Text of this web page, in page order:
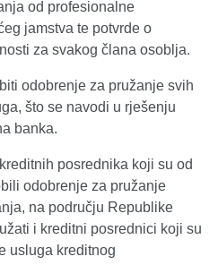
od profesionalne
jamstva te potvrde o
za svakog člana osoblja.
odobrenje za pružanje svih
što se navodi u rješenju
banka.
posrednika koji su od
odobrenje za pružanje
na području Republike
i kreditni posrednici koji su
usluga kreditnog